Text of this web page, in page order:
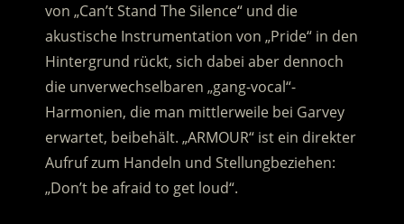
von „Can’t Stand The Silence“ und die
akustische Instrumentation von „Pride“ in den
Hintergrund rückt, sich dabei aber dennoch
die unverwechselbaren „gang-vocal“-
Harmonien, die man mittlerweile bei Garvey
erwartet, beibehält. „ARMOUR“ ist ein direkter
Aufruf zum Handeln und Stellungbeziehen:
„Don’t be afraid to get loud“.